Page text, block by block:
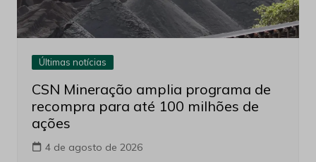
Últimas notícias
CSN Mineração amplia programa de
recompra para até 100 milhões de
ações
4 de agosto de 2026